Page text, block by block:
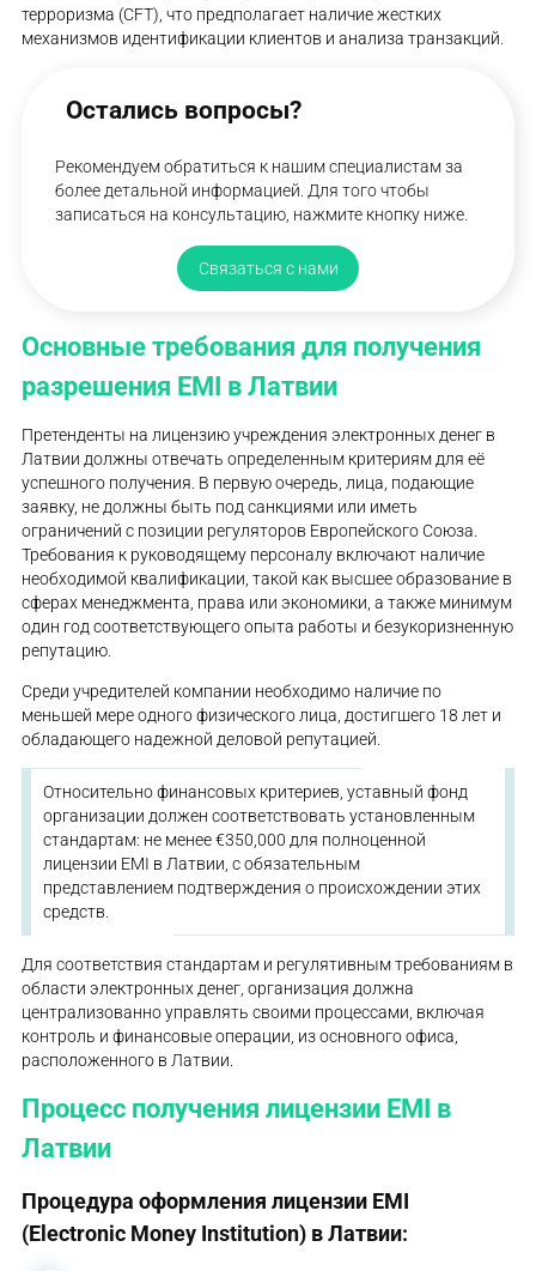
терроризма (CFT), что предполагает наличие жестких
механизмов идентификации клиентов и анализа транзакций.
Остались вопросы?
Рекомендуем обратиться к нашим специалистам за
более детальной информацией. Для того чтобы
записаться на консультацию, нажмите кнопку ниже.
Связаться с нами
Основные требования для получения
разрешения EMI в Латвии
Претенденты на лицензию учреждения электронных денег в
Латвии должны отвечать определенным критериям для её
успешного получения. В первую очередь, лица, подающие
заявку, не должны быть под санкциями или иметь
ограничений с позиции регуляторов Европейского Союза.
Требования к руководящему персоналу включают наличие
необходимой квалификации, такой как высшее образование в
сферах менеджмента, права или экономики, а также минимум
один год соответствующего опыта работы и безукоризненную
репутацию.
Среди учредителей компании необходимо наличие по
меньшей мере одного физического лица, достигшего 18 лет и
обладающего надежной деловой репутацией.
Относительно финансовых критериев, уставный фонд
организации должен соответствовать установленным
стандартам: не менее €350,000 для полноценной
лицензии EMI в Латвии, с обязательным
представлением подтверждения о происхождении этих
средств.
Для соответствия стандартам и регулятивным требованиям в
области электронных денег, организация должна
централизованно управлять своими процессами, включая
контроль и финансовые операции, из основного офиса,
расположенного в Латвии.
Процесс получения лицензии EMI в
Латвии
Процедура оформления лицензии EMI
(Electronic Money Institution) в Латвии: